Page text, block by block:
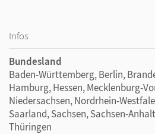
Infos
Bundesland
Baden-Württemberg, Berlin,
Hamburg, Hessen, Mecklenburg-
Niedersachsen, Nordrhein-
Saarland, Sachsen, Sachsen-
Thüringen